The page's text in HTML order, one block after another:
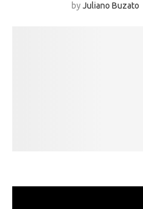
byJuliano Buzato